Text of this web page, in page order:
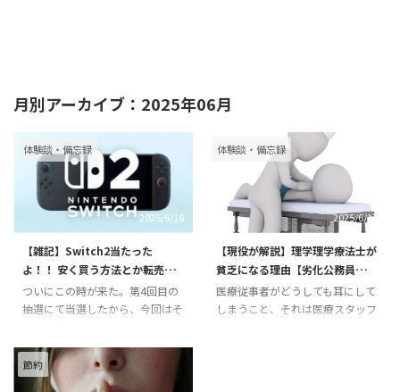
月別アーカイブ：2025年06月
体験談・備忘録
2025/6/18
【雑記】Switch2当たった
よ！！ 安く買う方法とか転売ヤ
ー対策の文句とか
ついにこの時が来た。第4回目の
抽選にて当選したから、今回はそ
だけ。 少しでも当選確率を挙げ
るべく私がやってきた施策も載せ
ておくので、興味がある人は参考
体験談・備忘録
2025/6/17
【現役が解説】理学理学療法士が
貧乏になる理由【劣化公務員＋供
給過多】
医療従事者がどうしても耳にして
しまうこと、それは医療スタッフ
節約